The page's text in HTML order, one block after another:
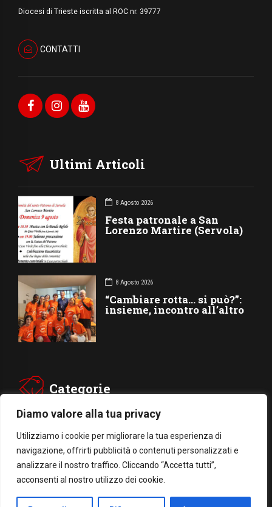
Diamo valore alla tua privacy
Utilizziamo i cookie per migliorare la tua esperienza di
navigazione, offrirti pubblicità o contenuti personalizzati e
analizzare il nostro traffico. Cliccando “Accetta tutti”,
acconsenti al nostro utilizzo dei cookie.
Diocesi di Trieste iscritta al ROC nr. 39777
CONTATTI
Ultimi Articoli
8 Agosto 2026
Festa patronale a San
Lorenzo Martire (Servola)
8 Agosto 2026
“Cambiare rotta… si può?”:
insieme, incontro all’altro
Categorie
CARITÁ GIUBILEO
CULTURA MEDIA